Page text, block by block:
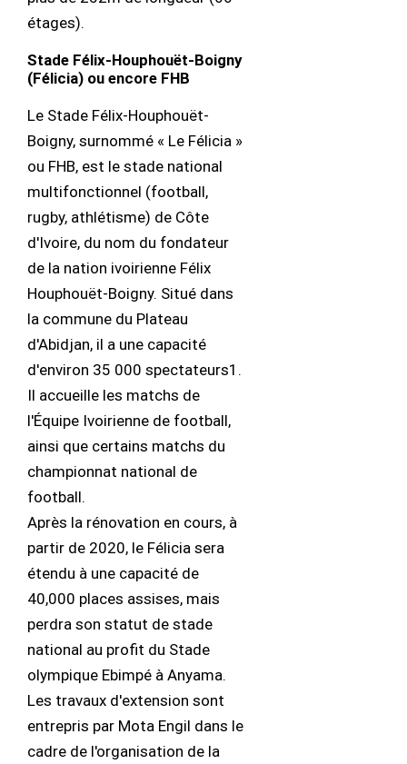
étages).
Stade Félix-Houphouët-Boigny
(Félicia) ou encore FHB
Le Stade Félix-Houphouët-
Boigny, surnommé « Le Félicia »
ou FHB, est le stade national
multifonctionnel (football,
rugby, athlétisme) de Côte
d'Ivoire, du nom du fondateur
de la nation ivoirienne Félix
Houphouët-Boigny. Situé dans
la commune du Plateau
d'Abidjan, il a une capacité
d'environ 35 000 spectateurs1.
Il accueille les matchs de
l'Équipe Ivoirienne de football,
ainsi que certains matchs du
championnat national de
football.
Après la rénovation en cours, à
partir de 2020, le Félicia sera
étendu à une capacité de
40,000 places assises, mais
perdra son statut de stade
national au profit du Stade
olympique Ebimpé à Anyama.
Les travaux d'extension sont
entrepris par Mota Engil dans le
cadre de l'organisation de la